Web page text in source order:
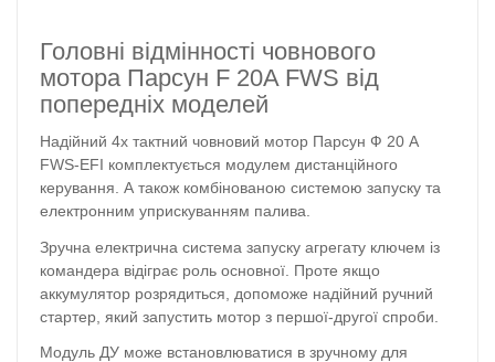
Головні відмінності човнового
мотора Парсун F 20A FWS від
попередніх моделей
Надійний 4х тактний човновий мотор Парсун Ф 20 A
FWS-EFI комплектується модулем дистанційного
керування. А також комбінованою системою запуску та
електронним уприскуванням палива.
Зручна електрична система запуску агрегату ключем із
командера відіграє роль основної. Проте якщо
аккумулятор розрядиться, допоможе надійний ручний
стартер, який запустить мотор з першої-другої спроби.
Модуль ДУ може встановлюватися в зручному для